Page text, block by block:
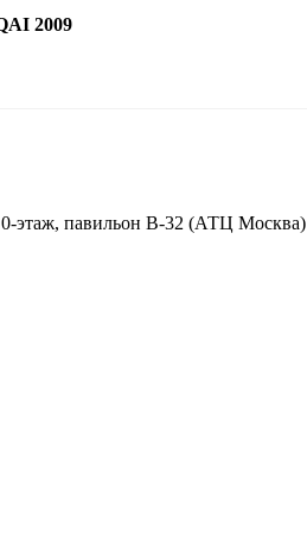
2009
этаж, павильон В-32 (АТЦ Москва)